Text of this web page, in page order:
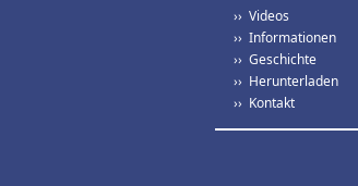
›› Videos
›› Informationen
›› Geschichte
›› Herunterladen
›› Kontakt